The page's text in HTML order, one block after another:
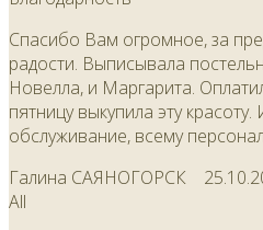
Спасибо Вам огромное, за
радости. Выписывала
Новелла, и Маргарита.
пятницу выкупила эту красоту.
обслуживание, всему
Галина САЯНОГОРСК
All